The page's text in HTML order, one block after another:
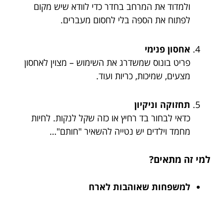
ולמדוד את המרחב בחדר כדי לוודא שיש מקום
לפתוח את הספה בלי לחסום מעברים.
אחסון פנימי
פריט בונוס שמשדרג את השימוש – מצוין לאחסון
מצעים, שמיכות, כריות ועוד.
תחזוקה וניקיון
כדאי לבחור בד רחיץ או כזה שקל לנקות. לחיות
מחמד וילדים יש נטייה להשאיר "חותם"…
למי זה מתאים?
למשפחות שאוהבות לארח